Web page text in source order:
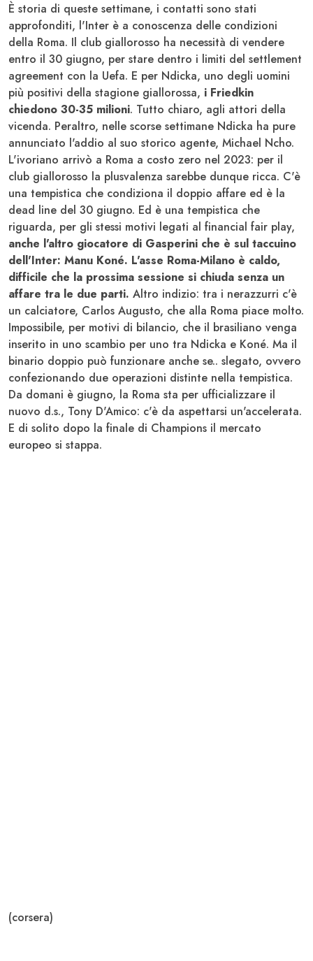
È storia di queste settimane, i contatti sono stati
approfonditi, l'Inter è a conoscenza delle condizioni
della Roma. Il club giallorosso ha necessità di vendere
entro il 30 giugno, per stare dentro i limiti del settlement
agreement con la Uefa. E per Ndicka, uno degli uomini
più positivi della stagione giallorossa, i Friedkin
chiedono 30-35 milioni. Tutto chiaro, agli attori della
vicenda. Peraltro, nelle scorse settimane Ndicka ha pure
annunciato l'addio al suo storico agente, Michael Ncho.
L'ivoriano arrivò a Roma a costo zero nel 2023: per il
club giallorosso la plusvalenza sarebbe dunque ricca. C'è
una tempistica che condiziona il doppio affare ed è la
dead line del 30 giugno. Ed è una tempistica che
riguarda, per gli stessi motivi legati al financial fair play,
anche l'altro giocatore di Gasperini che è sul taccuino
dell'Inter: Manu Koné. L'asse Roma-Milano è caldo,
difficile che la prossima sessione si chiuda senza un
affare tra le due parti. Altro indizio: tra i nerazzurri c'è
un calciatore, Carlos Augusto, che alla Roma piace molto.
Impossibile, per motivi di bilancio, che il brasiliano venga
inserito in uno scambio per uno tra Ndicka e Koné. Ma il
binario doppio può funzionare anche se.. slegato, ovvero
confezionando due operazioni distinte nella tempistica.
Da domani è giugno, la Roma sta per ufficializzare il
nuovo d.s., Tony D'Amico: c'è da aspettarsi un'accelerata.
E di solito dopo la finale di Champions il mercato
europeo si stappa.
(corsera)